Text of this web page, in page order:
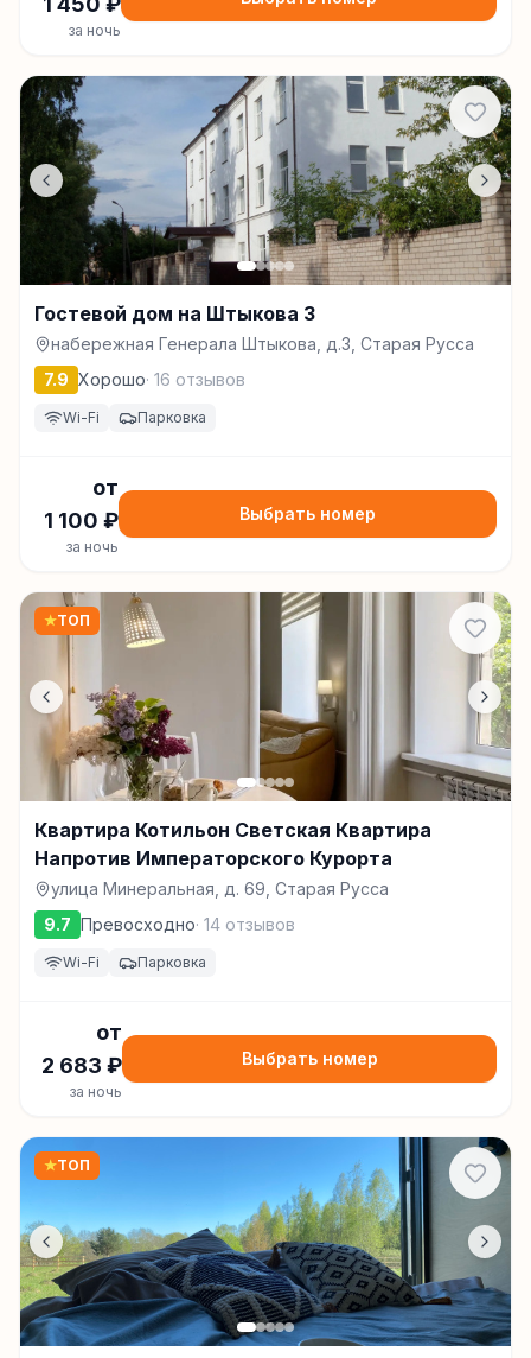
за ночь
Гостевой дом на Штыкова 3
набережная Генерала Штыкова, д.3, Старая Русса
7.9 Хорошо· 16 отзывов
Wi-Fi Парковка
от
1 100 ₽
за ночь
Выбрать номер
★ТОП
Квартира Котильон Светская Квартира
Напротив Императорского Курорта
улица Минеральная, д. 69, Старая Русса
9.7 Превосходно· 14 отзывов
Wi-Fi Парковка
от
2 683 ₽
за ночь
Выбрать номер
★ТОП